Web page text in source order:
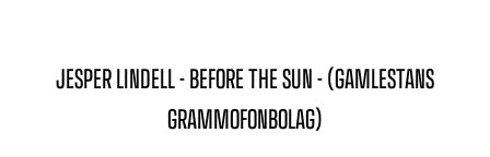
JESPER LINDELL - BEFORE THE SUN - (GAMLESTANS
GRAMMOFONBOLAG)